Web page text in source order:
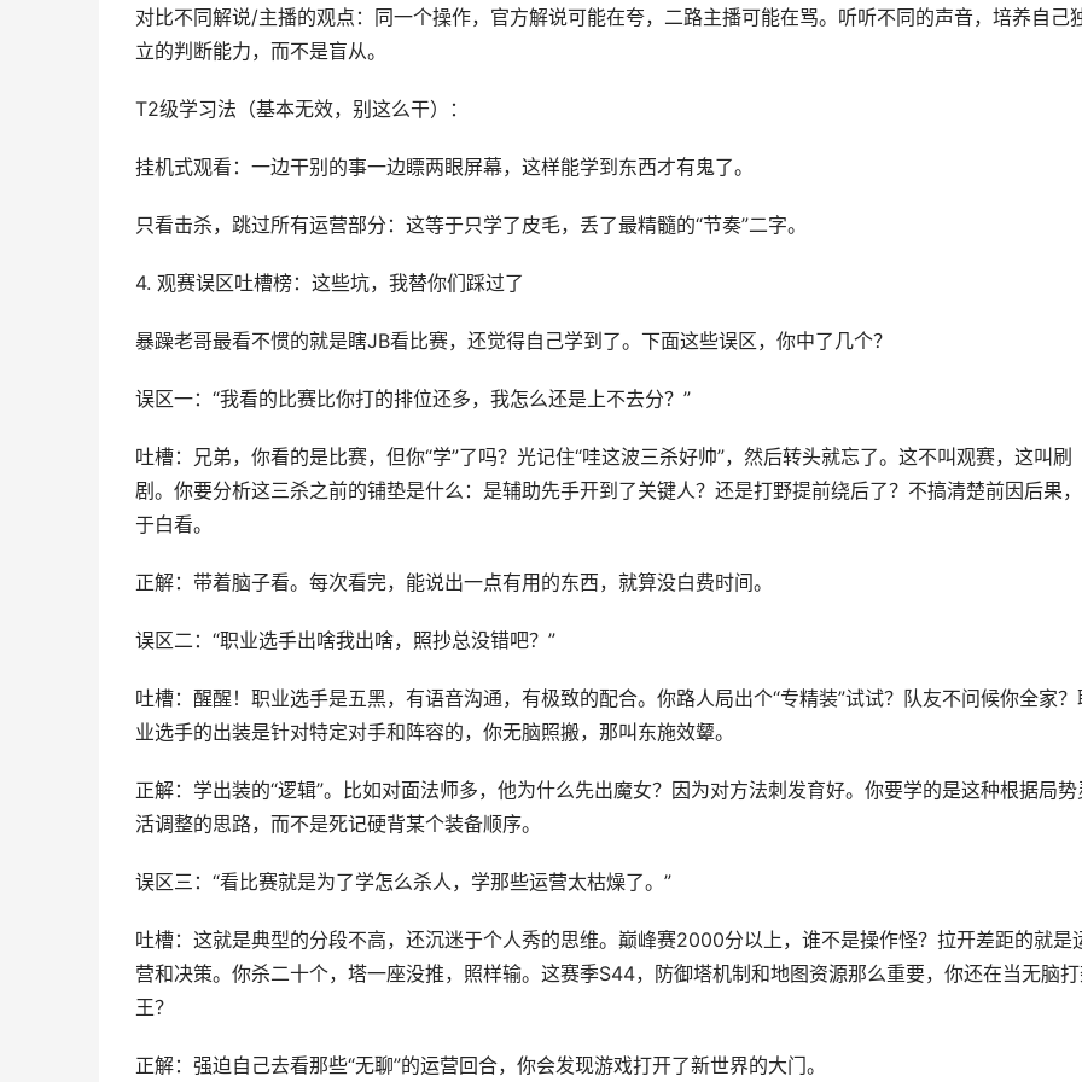
对比不同解说/主播的观点：同一个操作，官方解说可能在夸，二路主播可能在骂。听听不同的声音，培养自己
立的判断能力，而不是盲从。
T2级学习法（基本无效，别这么干）：
挂机式观看：一边干别的事一边瞟两眼屏幕，这样能学到东西才有鬼了。
只看击杀，跳过所有运营部分：这等于只学了皮毛，丢了最精髓的“节奏”二字。
4. 观赛误区吐槽榜：这些坑，我替你们踩过了
暴躁老哥最看不惯的就是瞎JB看比赛，还觉得自己学到了。下面这些误区，你中了几个？
误区一：“我看的比赛比你打的排位还多，我怎么还是上不去分？”
吐槽：兄弟，你看的是比赛，但你“学”了吗？光记住“哇这波三杀好帅”，然后转头就忘了。这不叫观赛，这叫刷
剧。你要分析这三杀之前的铺垫是什么：是辅助先手开到了关键人？还是打野提前绕后了？不搞清楚前因后果
于白看。
正解：带着脑子看。每次看完，能说出一点有用的东西，就算没白费时间。
误区二：“职业选手出啥我出啥，照抄总没错吧？”
吐槽：醒醒！职业选手是五黑，有语音沟通，有极致的配合。你路人局出个“专精装”试试？队友不问候你全家？
业选手的出装是针对特定对手和阵容的，你无脑照搬，那叫东施效颦。
正解：学出装的“逻辑”。比如对面法师多，他为什么先出魔女？因为对方法刺发育好。你要学的是这种根据局势
活调整的思路，而不是死记硬背某个装备顺序。
误区三：“看比赛就是为了学怎么杀人，学那些运营太枯燥了。”
吐槽：这就是典型的分段不高，还沉迷于个人秀的思维。巅峰赛2000分以上，谁不是操作怪？拉开差距的就是
营和决策。你杀二十个，塔一座没推，照样输。这赛季S44，防御塔机制和地图资源那么重要，你还在当无脑
王？
正解：强迫自己去看那些“无聊”的运营回合，你会发现游戏打开了新世界的大门。